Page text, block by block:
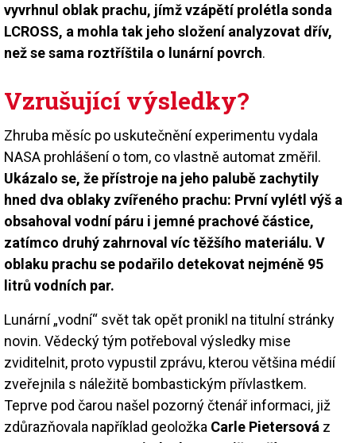
vyvrhnul oblak prachu, jímž vzápětí prolétla sonda
LCROSS, a mohla tak jeho složení analyzovat dřív,
než se sama roztříštila o lunární povrch.
Vzrušující výsledky?
Zhruba měsíc po uskutečnění experimentu vydala
NASA prohlášení o tom, co vlastně automat změřil.
Ukázalo se, že přístroje na jeho palubě zachytily
hned dva oblaky zvířeného prachu: První vylétl výš a
obsahoval vodní páru i jemné prachové částice,
zatímco druhý zahrnoval víc těžšího materiálu. V
oblaku prachu se podařilo detekovat nejméně 95
litrů vodních par.
Lunární „vodní“ svět tak opět pronikl na titulní stránky
novin. Vědecký tým potřeboval výsledky mise
zviditelnit, proto vypustil zprávu, kterou většina médií
zveřejnila s náležitě bombastickým přívlastkem.
Teprve pod čarou našel pozorný čtenář informaci, již
zdůrazňovala například geoložka Carle Pietersová z